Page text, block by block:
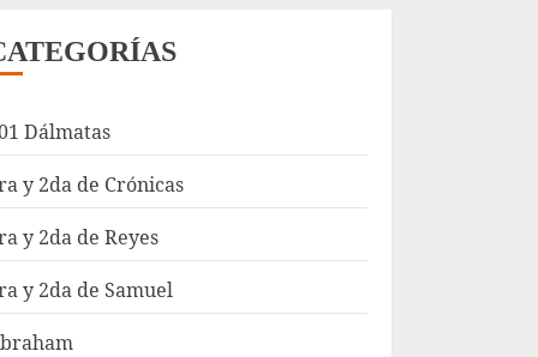
Dálmatas
y 2da de Crónicas
y 2da de Reyes
y 2da de Samuel